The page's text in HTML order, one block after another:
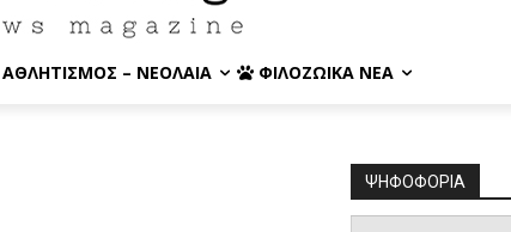
ΑΘΛΗΤΙΣΜΌΣ – ΝΕΟΛΑΊΑ ΦΙΛΟΖΩΙΚΆ ΝΈΑ
ΨΗΦΟΦΟΡΙΑ